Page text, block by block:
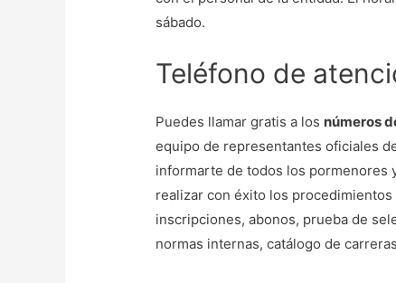
sábado.
Teléfono de
Puedes llamar gratis a los números
equipo de representantes oficiales
informarte de todos los pormenores
realizar con éxito los
inscripciones, abonos, prueba de
normas internas, catálogo de